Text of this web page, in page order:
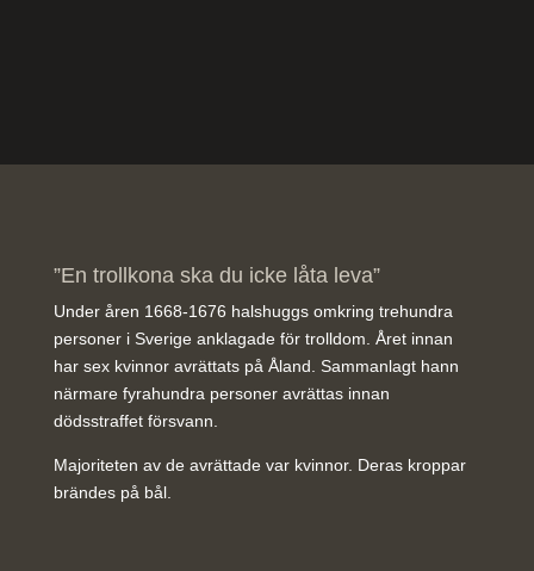
”En trollkona ska du icke låta leva”
Under åren 1668-1676 halshuggs omkring trehundra
personer i Sverige anklagade för trolldom. Året innan
har sex kvinnor avrättats på Åland. Sammanlagt hann
närmare fyrahundra personer avrättas innan
dödsstraffet försvann.
Majoriteten av de avrättade var kvinnor. Deras kroppar
brändes på bål.